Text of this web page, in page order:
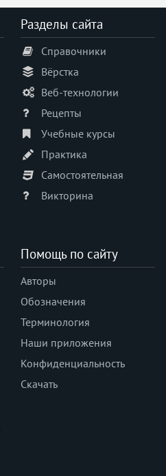
Разделы сайта
Справочники
Вёрстка
Веб-технологии
Рецепты
Учебные курсы
Практика
Самостоятельная
Викторина
Помощь по сайту
Авторы
Обозначения
Терминология
Наши приложения
Конфиденциальность
Скачать